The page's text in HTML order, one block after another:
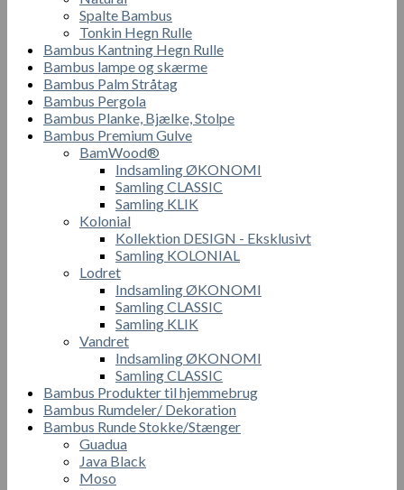
Spalte Bambus
Tonkin Hegn Rulle
Bambus Kantning Hegn Rulle
Bambus lampe og skærme
Bambus Palm Stråtag
Bambus Pergola
Bambus Planke, Bjælke, Stolpe
Bambus Premium Gulve
BamWood®
Indsamling ØKONOMI
Samling CLASSIC
Samling KLIK
Kolonial
Kollektion DESIGN - Eksklusivt
Samling KOLONIAL
Lodret
Indsamling ØKONOMI
Samling CLASSIC
Samling KLIK
Vandret
Indsamling ØKONOMI
Samling CLASSIC
Bambus Produkter til hjemmebrug
Bambus Rumdeler/ Dekoration
Bambus Runde Stokke/Stænger
Guadua
Java Black
Moso